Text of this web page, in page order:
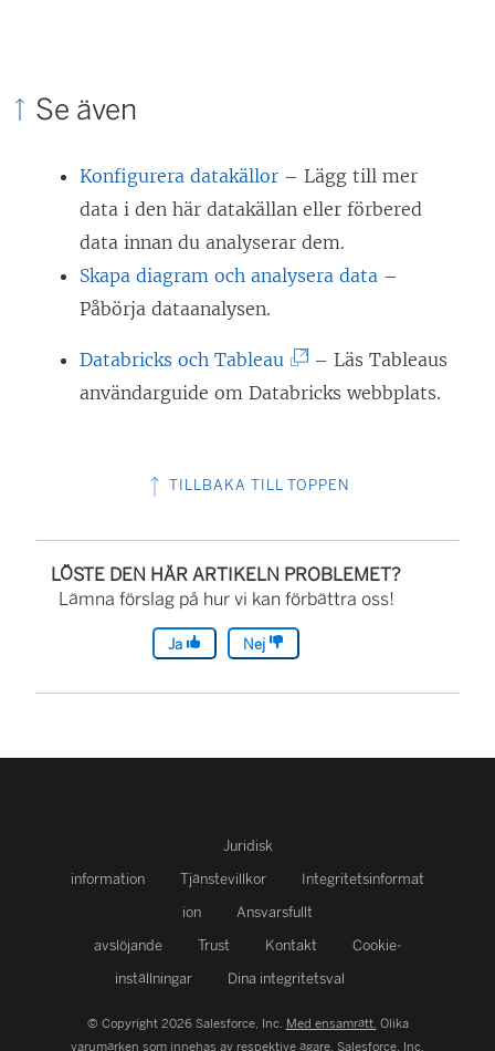
Se även
Konfigurera datakällor – Lägg till mer
data i den här datakällan eller förbered
data innan du analyserar dem.
Skapa diagram och analysera data –
Påbörja dataanalysen.
Databricks och Tableau
L
k
ö
p
p
n
s
n
y
t
t
– Läs Tableaus
användarguide om Databricks webbplats.
TILLBAKA TILL TOPPEN
LÖSTE DEN HÄR ARTIKELN PROBLEMET?
Lämna förslag på hur vi kan förbättra oss!
Ja Nej
Juridisk
information
Tjänstevillkor
Integritetsinformat
ion
Ansvarsfullt
avslöjande
Trust Kontakt
Cookie-
inställningar
Dina integritetsval
© Copyright 2026 Salesforce, Inc. Med ensamrätt. Olika
varumärken som innehas av respektive ägare. Salesforce, Inc.